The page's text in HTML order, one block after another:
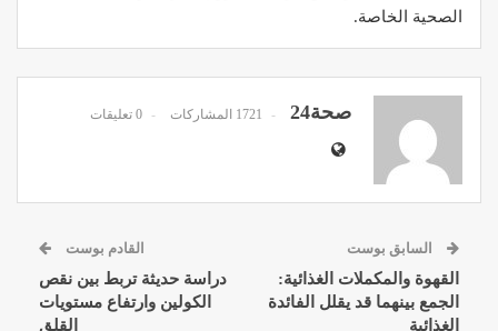
الصحية الخاصة.
صحة24 1721 المشاركات 0 تعليقات
السابق بوست
القهوة والمكملات الغذائية:
الجمع بينهما قد يقلل الفائدة
الغذائية
القادم بوست
دراسة حديثة تربط بين نقص
الكولين وارتفاع مستويات
القلق